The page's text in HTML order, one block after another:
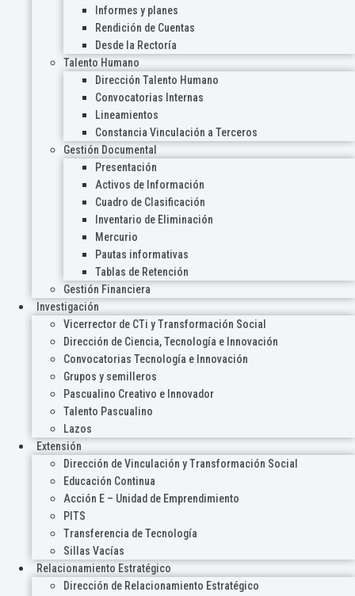
Informes y planes
Rendición de Cuentas
Desde la Rectoría
Talento Humano
Dirección Talento Humano
Convocatorias Internas
Lineamientos
Constancia Vinculación a Terceros
Gestión Documental
Presentación
Activos de Información
Cuadro de Clasificación
Inventario de Eliminación
Mercurio
Pautas informativas
Tablas de Retención
Gestión Financiera
Investigación
Vicerrector de CTi y Transformación Social
Dirección de Ciencia, Tecnología e Innovación
Convocatorias Tecnología e Innovación
Grupos y semilleros
Pascualino Creativo e Innovador
Talento Pascualino
Lazos
Extensión
Dirección de Vinculación y Transformación Social
Educación Continua
Acción E – Unidad de Emprendimiento
PITS
Transferencia de Tecnología
Sillas Vacías
Relacionamiento Estratégico
Dirección de Relacionamiento Estratégico